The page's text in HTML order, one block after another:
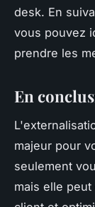
desk. En
vous pouvez
prendre les
En
majeur pour
seulement
mais elle